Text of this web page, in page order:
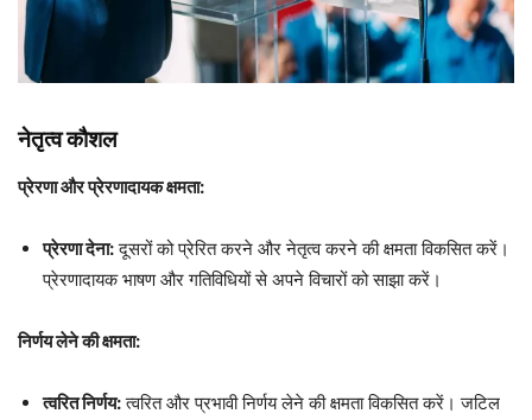
नेतृत्व कौशल
प्रेरणा और प्रेरणादायक क्षमता:
प्रेरणा देना:दूसरों को प्रेरित करने और नेतृत्व करने की क्षमता विकसित करें।
प्रेरणादायक भाषण और गतिविधियों से अपने विचारों को साझा करें।
निर्णय लेने की क्षमता:
त्वरित निर्णय:त्वरित और प्रभावी निर्णय लेने की क्षमता विकसित करें। जटिल